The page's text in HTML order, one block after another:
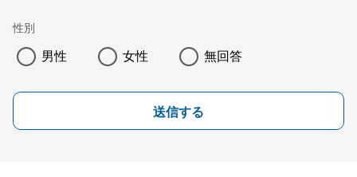
性別
男性 女性 無回答
送信する